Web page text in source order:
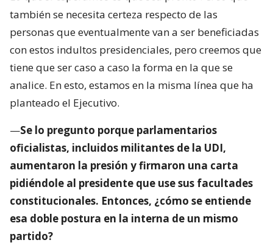
también se necesita certeza respecto de las
personas que eventualmente van a ser beneficiadas
con estos indultos presidenciales, pero creemos que
tiene que ser caso a caso la forma en la que se
analice. En esto, estamos en la misma línea que ha
planteado el Ejecutivo.
—Se lo pregunto porque parlamentarios
oficialistas, incluidos militantes de la UDI,
aumentaron la presión y firmaron una carta
pidiéndole al presidente que use sus facultades
constitucionales. Entonces, ¿cómo se entiende
esa doble postura en la interna de un mismo
partido?